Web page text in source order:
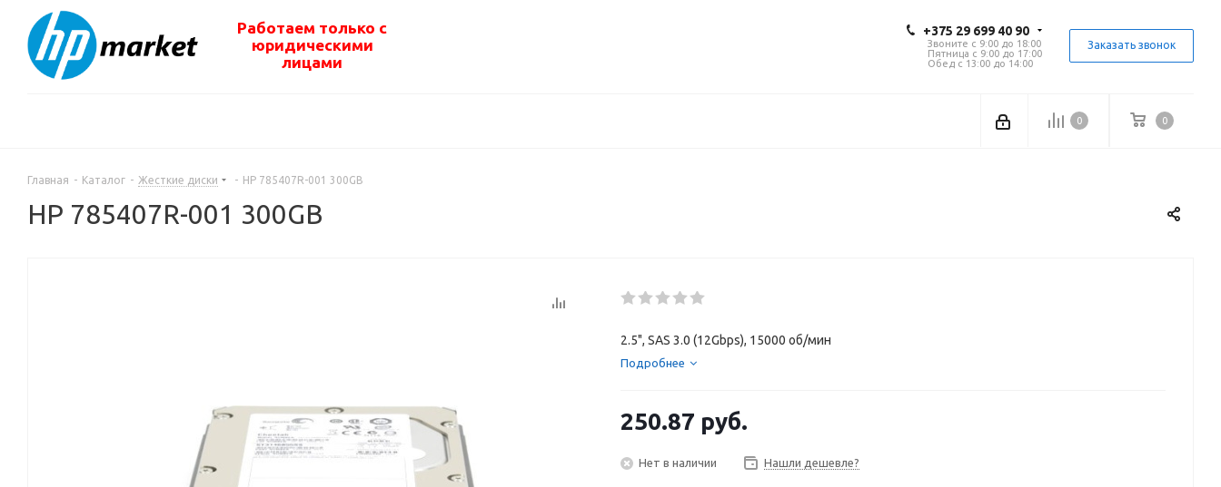
Работаем только с
юридическими
лицами
+375 29 699 40 90
Звоните с 9:00 до 18:00
Пятница с 9:00 до 17:00
Обед с 13:00 до 14:00
Заказать звонок
0 0
Главная - Каталог - Жесткие диски - HP 785407R-001 300GB
HP 785407R-001 300GB
2.5", SAS 3.0 (12Gbps), 15000 об/мин
Подробнее
250.87 руб.
Нет в наличии Нашли дешевле?